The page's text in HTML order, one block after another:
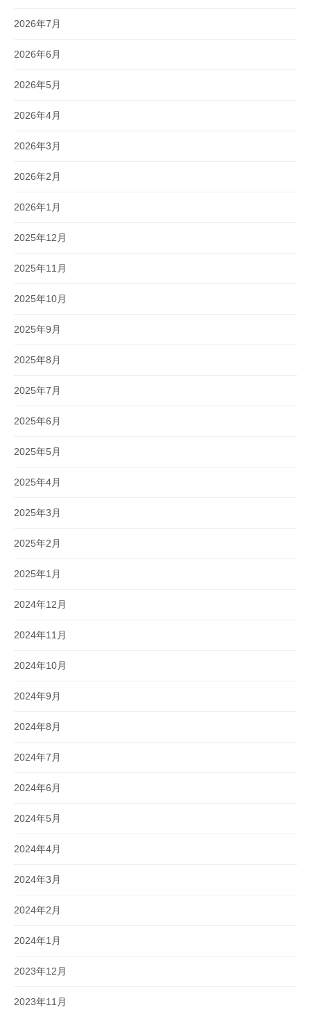
2026年7月
2026年6月
2026年5月
2026年4月
2026年3月
2026年2月
2026年1月
2025年12月
2025年11月
2025年10月
2025年9月
2025年8月
2025年7月
2025年6月
2025年5月
2025年4月
2025年3月
2025年2月
2025年1月
2024年12月
2024年11月
2024年10月
2024年9月
2024年8月
2024年7月
2024年6月
2024年5月
2024年4月
2024年3月
2024年2月
2024年1月
2023年12月
2023年11月